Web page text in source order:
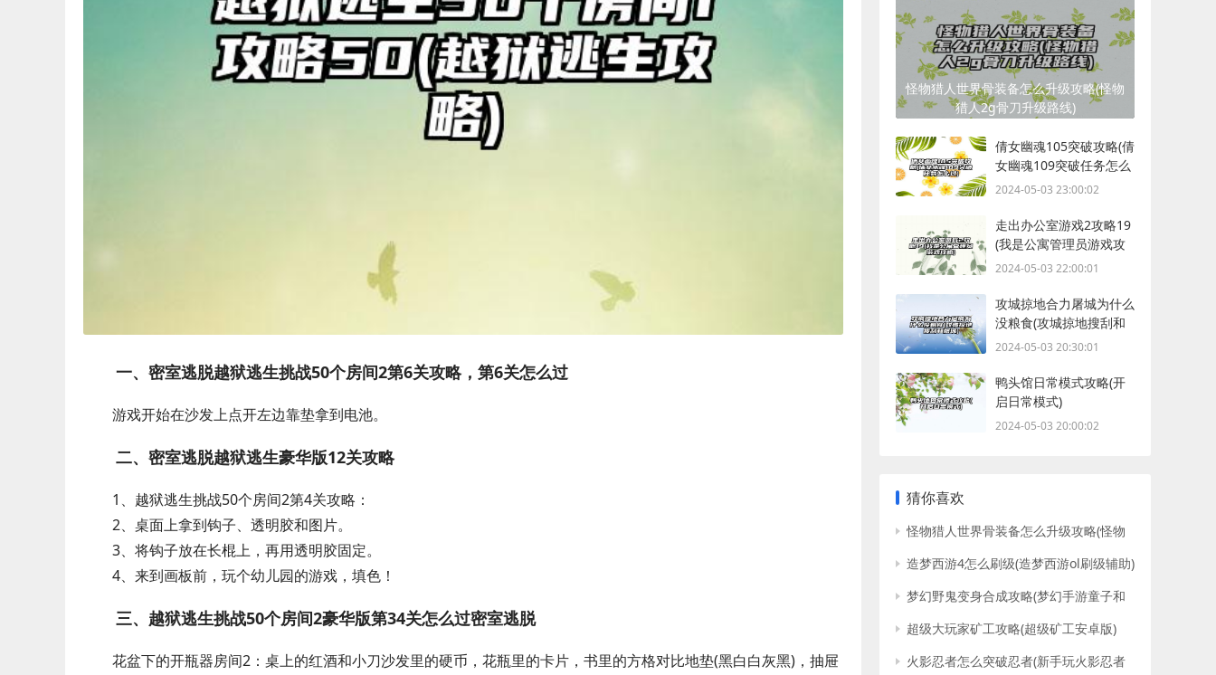
一、密室逃脱越狱逃生挑战50个房间2第6关攻略，第6关怎么过
游戏开始在沙发上点开左边靠垫拿到电池。
二、密室逃脱越狱逃生豪华版12关攻略
1、越狱逃生挑战50个房间2第4关攻略：
2、桌面上拿到钩子、透明胶和图片。
3、将钩子放在长棍上，再用透明胶固定。
4、来到画板前，玩个幼儿园的游戏，填色！
三、越狱逃生挑战50个房间2豪华版第34关怎么过密室逃脱
花盆下的开瓶器房间2：桌上的红酒和小刀沙发里的硬币，花瓶里的卡片，书里的方格对比地垫(黑白白灰黑)，抽屉
怪物猎人世界骨装备怎么升级攻略(怪物
猎人2g骨刀升级路线)
倩女幽魂105突破攻略(倩
女幽魂109突破任务怎么
过)
2024-05-03 23:00:02
走出办公室游戏2攻略19
(我是公寓管理员游戏攻
略)
2024-05-03 22:00:01
攻城掠地合力屠城为什么
没粮食(攻城掠地搜刮和
屠城)
2024-05-03 20:30:01
鸭头馆日常模式攻略(开
启日常模式)
2024-05-03 20:00:02
猜你喜欢
怪物猎人世界骨装备怎么升级攻略(怪物
造梦西游4怎么刷级(造梦西游ol刷级辅助)
梦幻野鬼变身合成攻略(梦幻手游童子和
超级大玩家矿工攻略(超级矿工安卓版)
火影忍者怎么突破忍者(新手玩火影忍者